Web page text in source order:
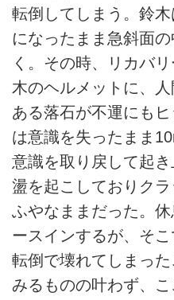
転倒してしまう。鈴
になったまま急斜面
く。その時、リカバ
木のヘルメットに、
ある落石が不運にも
は意識を失ったまま
意識を取り戻して起
盪を起こしておりク
ふやなままだった。
ースインするが、そ
転倒で壊れてしまっ
みるものの叶わず、